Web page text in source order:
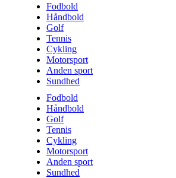
Fodbold
Håndbold
Golf
Tennis
Cykling
Motorsport
Anden sport
Sundhed
Fodbold
Håndbold
Golf
Tennis
Cykling
Motorsport
Anden sport
Sundhed